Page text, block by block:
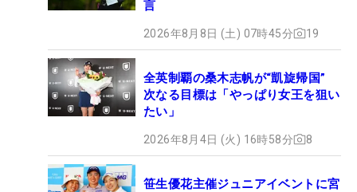
言
2026年8月8日 (土) 07時45分 19
全英制覇の桑木志帆が“凱旋帰国”
次なる目標は「やっぱり女王を狙い
たい」
2026年8月4日 (火) 16時58分 8
笹生優花主催ジュニアイベントに宮